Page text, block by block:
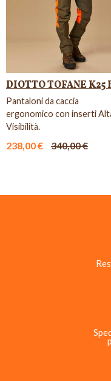
DIOTTO TOFANE K25
Pantaloni da caccia
ergonomico con inserti
Visibilità.
238,00 € 340,00 €